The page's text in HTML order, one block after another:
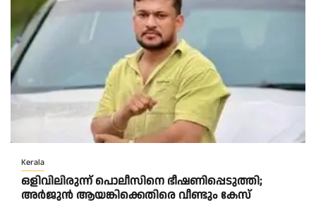
Kerala
ഒളിവിലിരുന്ന് പൊലീസിനെ ഭീഷണിപ്പെടുത്തി;
അർജുൻ ആയങ്കിക്കെതിരെ വീണ്ടും കേസ്